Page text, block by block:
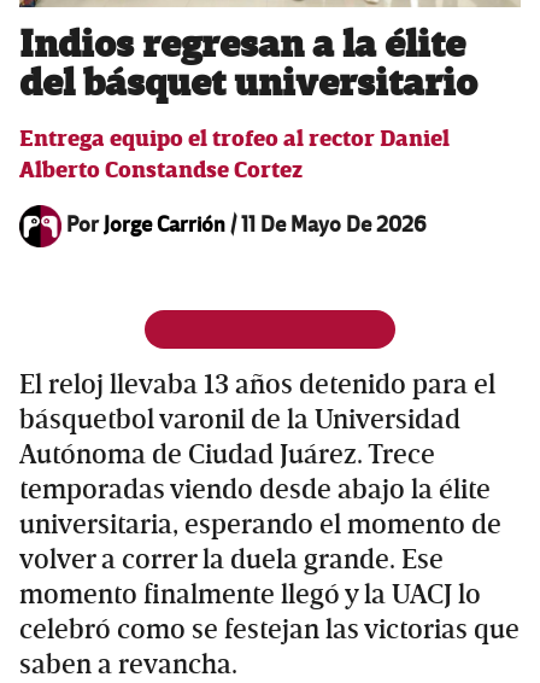
Indios regresan a la élite
del básquet universitario
Entrega equipo el trofeo al rector Daniel
Alberto Constandse Cortez
PorJorge Carrión/11 De Mayo De 2026
El reloj llevaba 13 años detenido para el
básquetbol varonil de la Universidad
Autónoma de Ciudad Juárez. Trece
temporadas viendo desde abajo la élite
universitaria, esperando el momento de
volver a correr la duela grande. Ese
momento finalmente llegó y la UACJ lo
celebró como se festejan las victorias que
saben a revancha.